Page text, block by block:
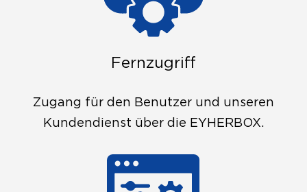
Fernzugriff
Zugang für den Benutzer und unseren
Kundendienst über die EYHERBOX.